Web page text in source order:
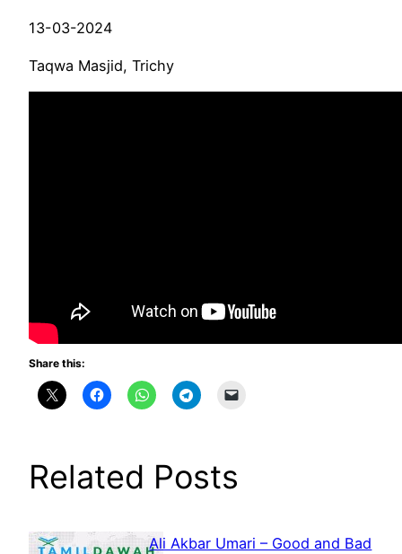
13-03-2024
Taqwa Masjid, Trichy
Share this:
Related Posts
Ali Akbar Umari – Good and Bad